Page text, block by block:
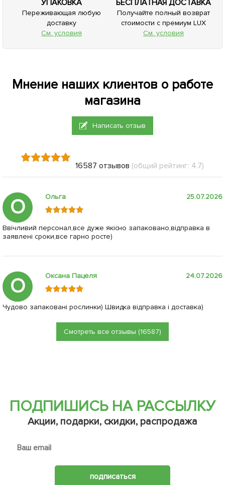
УПАКОВКА
Переживающая любую
доставку
См. условия
БЕСПЛАТНАЯ ДОСТАВКА
Получайте полный возврат
стоимости с премиум LUX
См. условия
Мнение наших клиентов о работе
магазина
Написать отзыв
16587 отзывов (общий рейтинг: 4.7)
О Ольга 25.07.2026
Ввічливий персонал,все дуже якісно запаковано,відправка в
заявлені сроки,все гарно росте)
О Оксана Пацеля 24.07.2026
Чудово запаковані рослинки) Швидка відправка і доставка)
Смотреть все отзывы (16587)
ПОДПИШИСЬ НА РАССЫЛКУ
Акции, подарки, скидки, распродажа
подписаться